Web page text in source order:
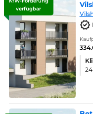
verfügbar